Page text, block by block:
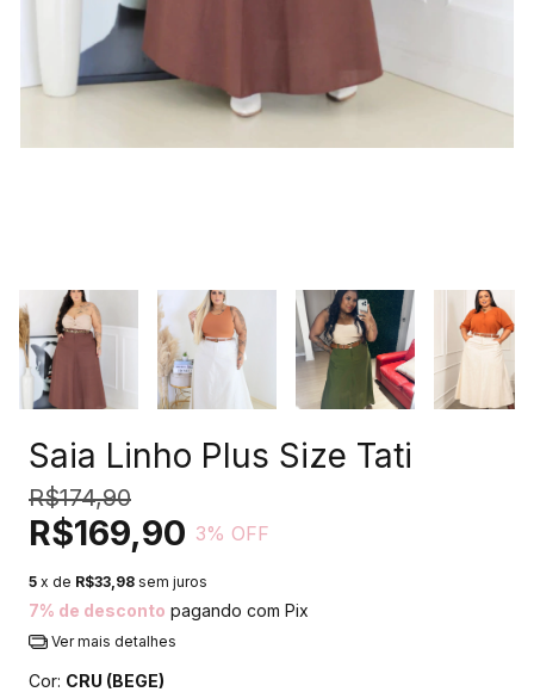
Saia Linho Plus Size Tati
R$174,90
R$169,90 3% OFF
5 x de R$33,98 sem juros
7% de desconto pagando com Pix
Ver mais detalhes
Cor: CRU (BEGE)